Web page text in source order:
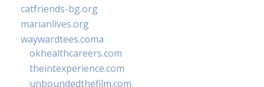
catfriends-bg.org
marianlives.org
waywardtees.coma
okhealthcareers.com
theintexperience.com
unboundedthefilm.com